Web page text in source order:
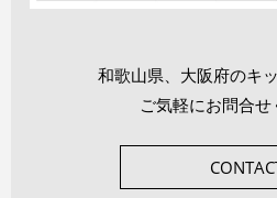
和歌山県、大阪府のキ
ご気軽にお問合せ